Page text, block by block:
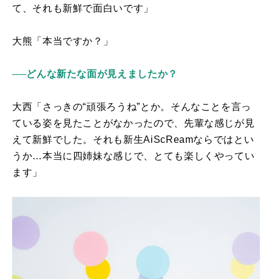
て、それも新鮮で面白いです」
大熊「本当ですか？」
──どんな新たな面が見えましたか？
大西「さっきの“頑張ろうね”とか。そんなことを言っ
ている姿を見たことがなかったので、先輩な感じが見
えて新鮮でした。それも新生AiScReamならではとい
うか…本当に四姉妹な感じで、とても楽しくやってい
ます」